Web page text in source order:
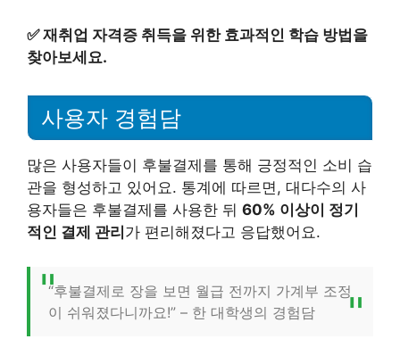
✅재취업 자격증 취득을 위한 효과적인 학습 방법을
찾아보세요.
사용자 경험담
많은 사용자들이 후불결제를 통해 긍정적인 소비 습
관을 형성하고 있어요. 통계에 따르면, 대다수의 사
용자들은 후불결제를 사용한 뒤 60% 이상이 정기
적인 결제 관리 가 편리해졌다고 응답했어요.
“후불결제로 장을 보면 월급 전까지 가계부 조정
이 쉬워졌다니까요!” – 한 대학생의 경험담